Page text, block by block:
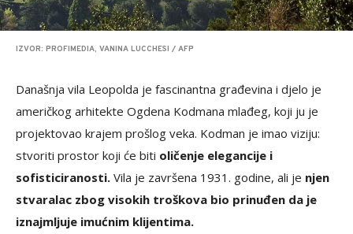
IZVOR: PROFIMEDIA, VANINA LUCCHESI / AFP
Današnja vila Leopolda je fascinantna građevina i djelo je
američkog arhitekte Ogdena Kodmana mlađeg, koji ju je
projektovao krajem prošlog veka. Kodman je imao viziju:
stvoriti prostor koji će biti oličenje elegancije i
sofisticiranosti. Vila je završena 1931. godine, ali je njen
stvaralac zbog visokih troškova bio prinuđen da je
iznajmljuje imućnim klijentima.